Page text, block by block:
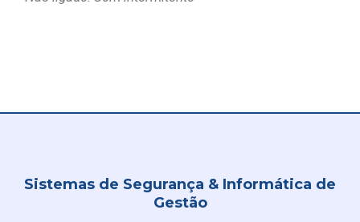
Sistemas de Segurança & Informática de
Gestão